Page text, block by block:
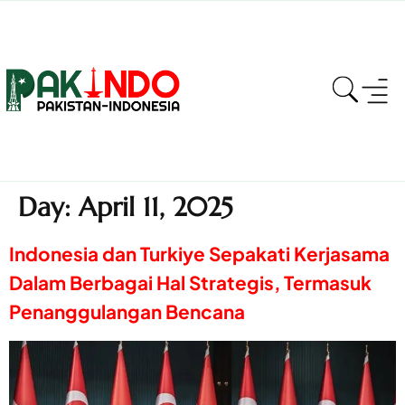
Day:April 11, 2025
Indonesia dan Turkiye Sepakati Kerjasama
Dalam Berbagai Hal Strategis, Termasuk
Penanggulangan Bencana